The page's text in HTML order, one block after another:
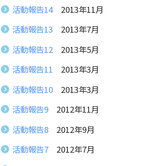
活動報告142013年11月
活動報告13 2013年7月
活動報告12 2013年5月
活動報告11 2013年3月
活動報告10 2013年3月
活動報告9 2012年11月
活動報告8 2012年9月
活動報告7 2012年7月